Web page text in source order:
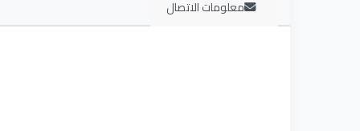
معلومات الاتصال